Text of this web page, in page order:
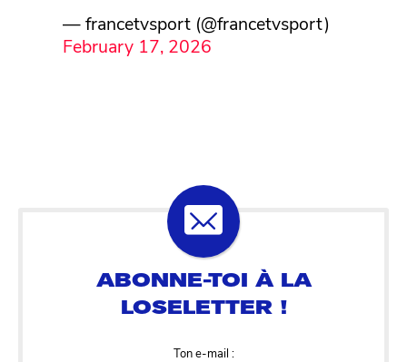
— francetvsport (@francetvsport)
February 17, 2026
Ton e-mail :